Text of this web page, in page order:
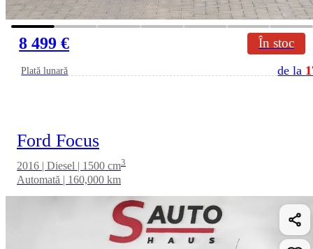
8 499 € În stoc
Plată lunară de la
Ford Focus
2016 | Diesel | 1500 cm3
Automată | 160,000 km